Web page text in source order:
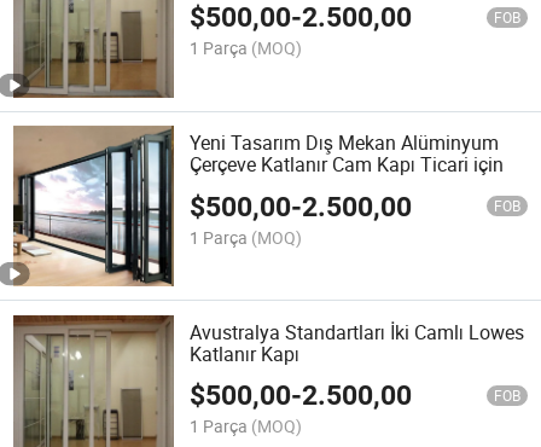
$500,00-2.500,00 FOB
1 Parça (MOQ)
Yeni Tasarım Dış Mekan Alüminyum
Çerçeve Katlanır Cam Kapı Ticari için
$500,00-2.500,00 FOB
1 Parça (MOQ)
Avustralya Standartları İki Camlı Lowes
Katlanır Kapı
$500,00-2.500,00 FOB
1 Parça (MOQ)